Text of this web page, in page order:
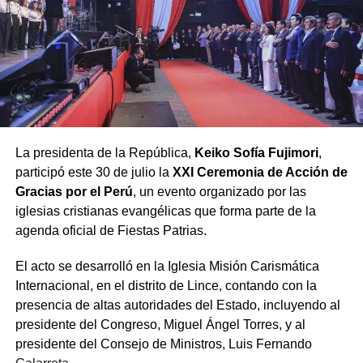
donde se es consciente de que Dios mira lo que las
cámaras y las encuestas no perciben. Aseguró que vivir
bajo este principio es «inmensamente práctico», pues
evita abusos de poder, calumnias desde la oposición,
venta de sentencias judiciales y actos de corrupción
ciudadana.
anhelada reconciliación en un país «herido y dividido»,
es imperativo realizar dos renuncias:
Renunciar a la
calificó como el «virus
del poder», yrenunciar
a la «acusación
crónica», considerada
La presidenta de la República, Keiko Sofía Fujimori,
participó este 30 de julio la XXI Ceremonia de Acción de
Gracias por el Perú, un evento organizado por las
iglesias cristianas evangélicas que forma parte de la
agenda oficial de Fiestas Patrias.
El acto se desarrolló en la Iglesia Misión Carismática
Internacional, en el distrito de Lince, contando con la
presencia de altas autoridades del Estado, incluyendo al
presidente del Congreso, Miguel Ángel Torres, y al
presidente del Consejo de Ministros, Luis Fernando